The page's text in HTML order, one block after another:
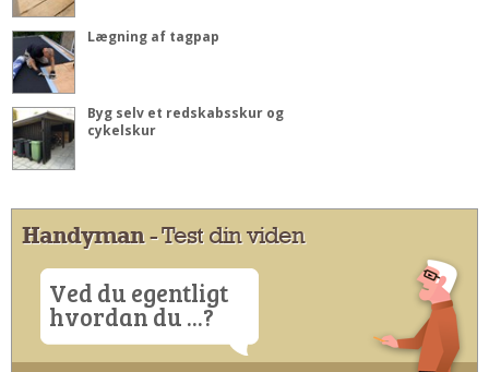
Lægning af tagpap
Byg selv et redskabsskur og
cykelskur
Handyman- Test din viden
Ved du egentligt
hvordan du ...?